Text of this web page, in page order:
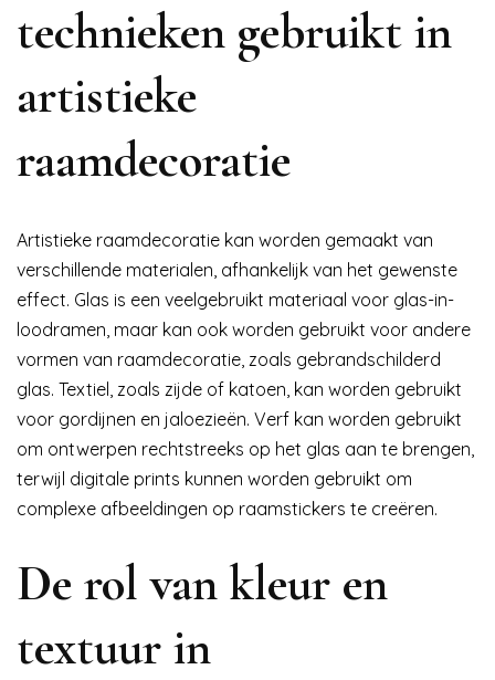
technieken gebruikt in
artistieke
raamdecoratie
Artistieke raamdecoratie kan worden gemaakt van
verschillende materialen, afhankelijk van het gewenste
effect. Glas is een veelgebruikt materiaal voor glas-in-
loodramen, maar kan ook worden gebruikt voor andere
vormen van raamdecoratie, zoals gebrandschilderd
glas. Textiel, zoals zijde of katoen, kan worden gebruikt
voor gordijnen en jaloezieën. Verf kan worden gebruikt
om ontwerpen rechtstreeks op het glas aan te brengen,
terwijl digitale prints kunnen worden gebruikt om
complexe afbeeldingen op raamstickers te creëren.
De rol van kleur en
textuur in